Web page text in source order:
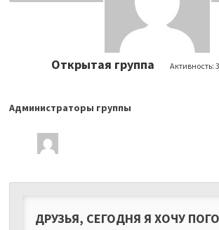
Открытая группа Активность:
Лидеры
группы
Администраторы группы
ДРУЗЬЯ, СЕГОДНЯ Я ХОЧУ